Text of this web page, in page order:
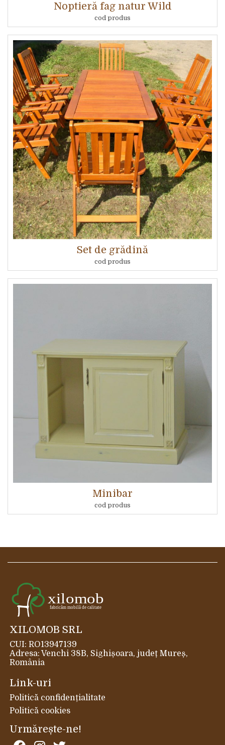
Noptieră fag natur Wild
cod produs
Set de grădină
cod produs
Minibar
cod produs
XILOMOB SRL
CUI: RO13947139
Adresa: Venchi 38B, Sighișoara, județ Mureș,
România
Link-uri
Politică confidențialitate
Politică cookies
Urmărește-ne!